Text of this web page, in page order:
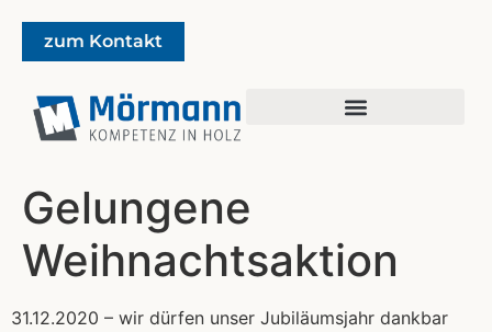
zum Kontakt
Gelungene
Weihnacht­saktion
31.12.2020 – wir dürfen unser Jubiläumsjahr dankbar